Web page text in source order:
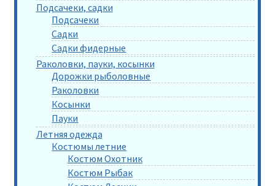
Подсачеки, садки
Подсачеки
Садки
Садки фидерные
Раколовки, пауки, косынки
Дорожки рыболовные
Раколовки
Косынки
Пауки
Летняя одежда
Костюмы летние
Костюм Охотник
Костюм Рыбак